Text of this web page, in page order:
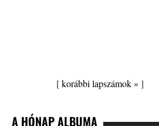
[korábbi lapszámok » ]
A HÓNAP ALBUMA